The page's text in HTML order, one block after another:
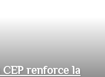
renforce la